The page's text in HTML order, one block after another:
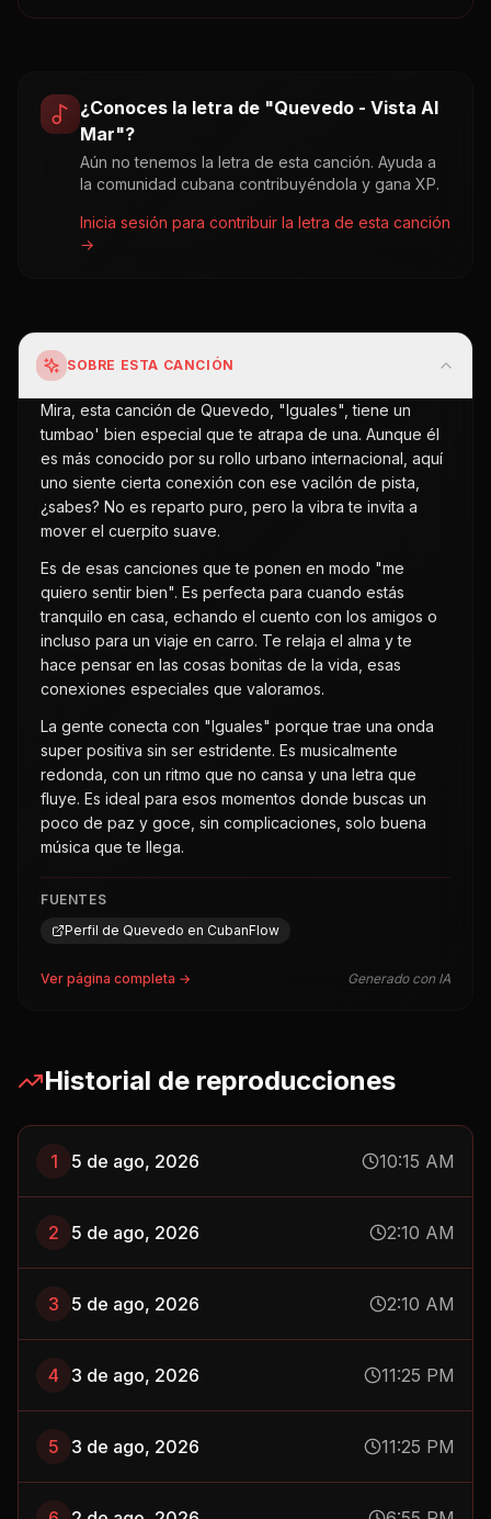
¿Conoces la letra de "Quevedo - Vista Al
Mar"?
Aún no tenemos la letra de esta canción. Ayuda a
la comunidad cubana contribuyéndola y gana XP.
Inicia sesión para contribuir la letra de esta canción
→
SOBRE ESTA CANCIÓN
Mira, esta canción de Quevedo, "Iguales", tiene un
tumbao' bien especial que te atrapa de una. Aunque él
es más conocido por su rollo urbano internacional, aquí
uno siente cierta conexión con ese vacilón de pista,
¿sabes? No es reparto puro, pero la vibra te invita a
mover el cuerpito suave.
Es de esas canciones que te ponen en modo "me
quiero sentir bien". Es perfecta para cuando estás
tranquilo en casa, echando el cuento con los amigos o
incluso para un viaje en carro. Te relaja el alma y te
hace pensar en las cosas bonitas de la vida, esas
conexiones especiales que valoramos.
La gente conecta con "Iguales" porque trae una onda
super positiva sin ser estridente. Es musicalmente
redonda, con un ritmo que no cansa y una letra que
fluye. Es ideal para esos momentos donde buscas un
poco de paz y goce, sin complicaciones, solo buena
música que te llega.
FUENTES
Perfil de Quevedo en CubanFlow
Ver página completa → Generado con IA
Historial de reproducciones
1 5 de ago, 2026 10:15 AM
2 5 de ago, 2026 2:10 AM
3 5 de ago, 2026 2:10 AM
4 3 de ago, 2026 11:25 PM
5 3 de ago, 2026 11:25 PM